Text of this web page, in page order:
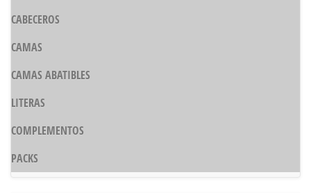
CABECEROS
CAMAS
CAMAS ABATIBLES
LITERAS
COMPLEMENTOS
PACKS